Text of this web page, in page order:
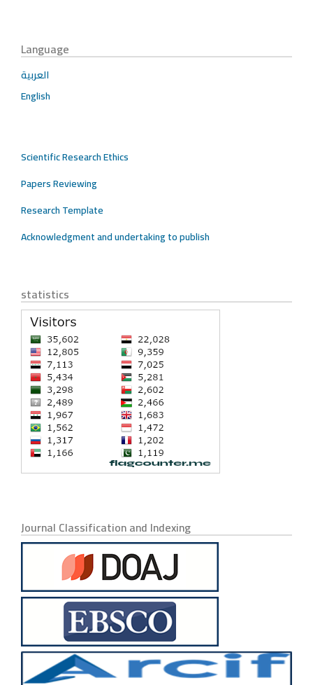
Language
العربية
English
Scientific Research Ethics
Papers Reviewing
Research Template
Acknowledgment and undertaking to publish
statistics
Journal Classification and Indexing